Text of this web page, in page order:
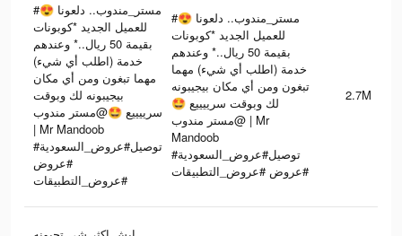
#مستر_مندوب.. دلعونا 😍
للعميل الجديد *كوبونات
بقيمة 50 ريال..* وعندهم
خدمة (اطلب أي شيء)
مهما تبغون ومن أي مكان
بيجيبونه لك وبوقت
سرييييع 🤩@مستر مندوب
| Mr Mandoob
#توصيل#عروض_السعودية
#عروض
#عروض_التطبيقات
#مستر_مندوب.. دلعونا 😍
للعميل الجديد *كوبونات
بقيمة 50 ريال..* وعندهم
خدمة (اطلب أي شيء) مهما
تبغون ومن أي مكان بيجيبونه
لك وبوقت سرييييع 🤩
@مستر مندوب | Mr
Mandoob
#توصيل#عروض_السعودية
#عروض #عروض_التطبيقات
2.7M